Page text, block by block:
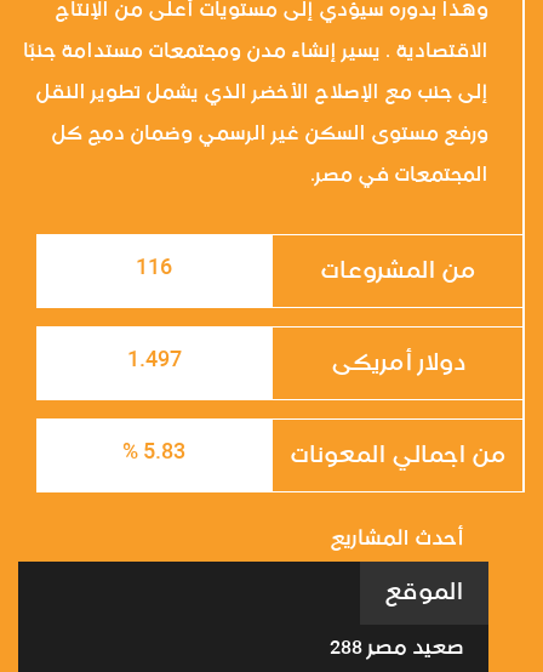
وهذا بدوره سيؤدي إلى مستويات أعلى من الإنتاج
الاقتصادية . يسير إنشاء مدن ومجتمعات مستدامة جنبًا
إلى جنب مع الإصلاح الأخضر الذي يشمل تطوير النقل
ورفع مستوى السكن غير الرسمي وضمان دمج كل
المجتمعات في مصر.
من المشروعات 116
دولار أمريكى 1.497
من اجمالي المعونات 5.83 %
أحدث المشاريع
الموقع
صعيد مصر 288